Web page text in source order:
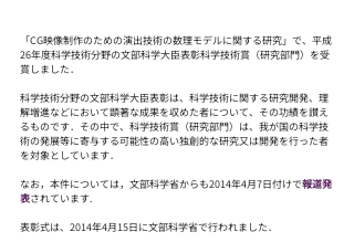
「CG映像制作のための演出技術の数理モデルに関する研究」で、平成
26年度科学技術分野の文部科学大臣表彰科学技術賞（研究部門）を受
賞しました．
科学技術分野の文部科学大臣表彰は、科学技術に関する研究開発、理
解増進などにおいて顕著な成果を収めた者について、その功績を讃え
るものです．その中で、科学技術賞（研究部門）は、我が国の科学技
術の発展等に寄与する可能性の高い独創的な研究又は開発を行った者
を対象としています．
なお，本件については，文部科学省からも2014年4月7日付けで報道発
表されています.
表彰式は、2014年4月15日に文部科学省で行われました．